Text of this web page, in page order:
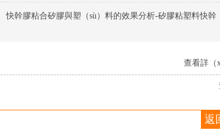
快幹膠粘合矽膠與塑（sù）料的效果分析-矽膠粘塑料快幹
查看詳（
返